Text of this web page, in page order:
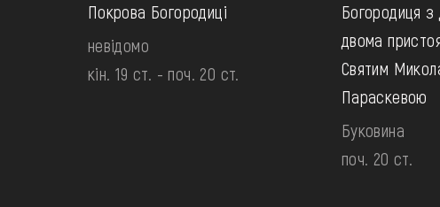
Покрова Богородиці
невідомо
кін. 19 ст. - поч. 20 ст.
Богородиця з
двома
Святим
Параскевою
Буковина
поч. 20 ст.